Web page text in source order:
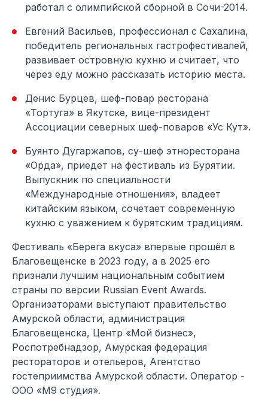
работал с олимпийской сборной в Сочи-2014.
Евгений Васильев, профессионал с Сахалина,
победитель региональных гастрофестивалей,
развивает островную кухню и считает, что
через еду можно рассказать историю места.
Денис Бурцев, шеф-повар ресторана
«Тортуга» в Якутске, вице-президент
Ассоциации северных шеф-поваров «Ус Кут».
Буянто Дугаржапов, су-шеф этноресторана
«Орда», приедет на фестиваль из Бурятии.
Выпускник по специальности
«Международные отношения», владеет
китайским языком, сочетает современную
кухню с уважением к бурятским традициям.
Фестиваль «Берега вкуса» впервые прошёл в
Благовещенске в 2023 году, а в 2025 его
признали лучшим национальным событием
страны по версии Russian Event Awards.
Организаторами выступают правительство
Амурской области, администрация
Благовещенска, Центр «Мой бизнес»,
Роспотребнадзор, Амурская федерация
рестораторов и отельеров, Агентство
гостеприимства Амурской области. Оператор -
ООО «М9 студия».